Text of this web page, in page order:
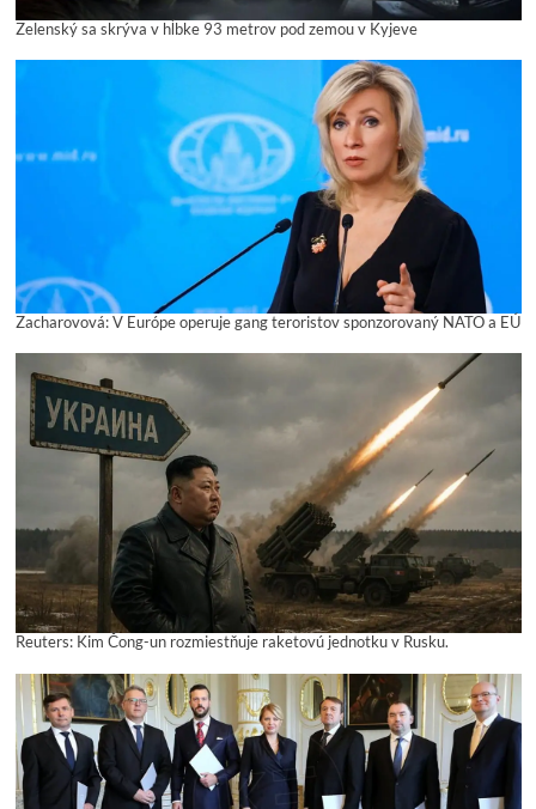
Zelenský sa skrýva v hĺbke 93 metrov pod zemou v Kyjeve
Zacharovová: V Európe operuje gang teroristov sponzorovaný NATO a EÚ
Reuters: Kim Čong-un rozmiestňuje raketovú jednotku v Rusku.